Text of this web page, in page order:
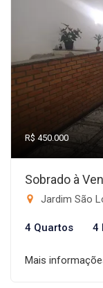
R$ 450.000
Sobrado à
Jardim São
4 Quartos 4
Mais